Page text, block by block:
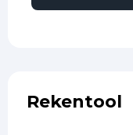
Rekentool